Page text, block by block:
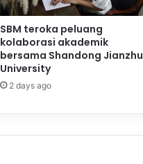
SBM teroka peluang
kolaborasi akademik
bersama Shandong Jianzhu
University
2 days ago